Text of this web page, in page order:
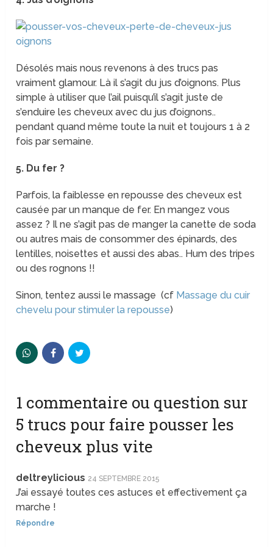
Désolés mais nous revenons à des trucs pas
vraiment glamour. Là il s’agit du jus d’oignons. Plus
simple à utiliser que l’ail puisqu’il s’agit juste de
s’enduire les cheveux avec du jus d’oignons..
pendant quand même toute la nuit et toujours 1 à 2
fois par semaine.
5. Du fer ?
Parfois, la faiblesse en repousse des cheveux est
causée par un manque de fer. En mangez vous
assez ? Il ne s’agit pas de manger la canette de soda
ou autres mais de consommer des épinards, des
lentilles, noisettes et aussi des abas.. Hum des tripes
ou des rognons !!
Sinon, tentez aussi le massage (cf Massage du cuir
chevelu pour stimuler la repousse)
1 commentaire ou question sur
5 trucs pour faire pousser les
cheveux plus vite
deltreylicious 24 SEPTEMBRE 2015
J’ai essayé toutes ces astuces et effectivement ça
marche !
Répondre